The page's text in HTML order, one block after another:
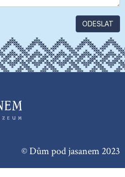
ODESLAT
© Dům pod jasanem 2023